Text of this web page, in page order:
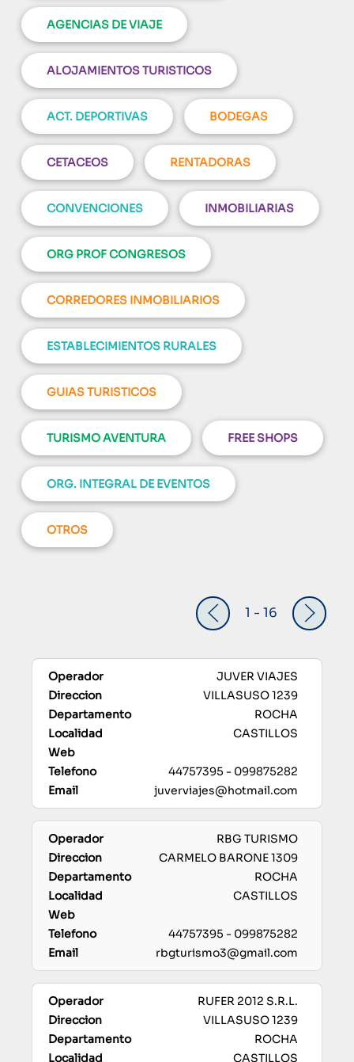
AGENCIAS DE VIAJE
ALOJAMIENTOS TURISTICOS
ACT. DEPORTIVAS BODEGAS
CETACEOS RENTADORAS
CONVENCIONES INMOBILIARIAS
ORG PROF CONGRESOS
CORREDORES INMOBILIARIOS
ESTABLECIMIENTOS RURALES
GUIAS TURISTICOS
TURISMO AVENTURA FREE SHOPS
ORG. INTEGRAL DE EVENTOS
OTROS
1 - 16
JUVER VIAJES
VILLASUSO 1239
ROCHA
CASTILLOS
44757395 - 099875282
juverviajes@hotmail.com
RBG TURISMO
CARMELO BARONE 1309
ROCHA
CASTILLOS
44757395 - 099875282
rbgturismo3@gmail.com
RUFER 2012 S.R.L.
VILLASUSO 1239
ROCHA
CASTILLOS